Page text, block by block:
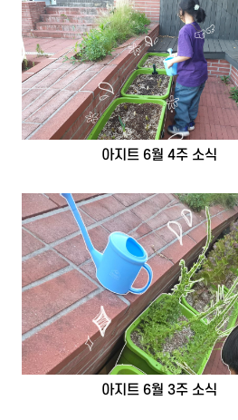
아지트 6월 4주 소식
아지트 6월 3주 소식